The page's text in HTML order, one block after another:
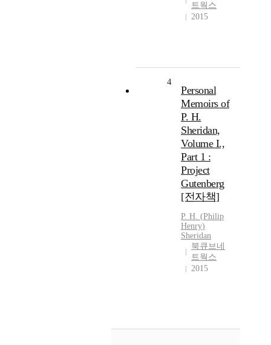
트웍스
2015
4
Personal
Memoirs of
P. H.
Sheridan,
Volume I.,
Part 1 :
Project
Gutenberg
[전자책]
P. H. (Philip
Henry)
Sheridan
북큐브네
트웍스
2015